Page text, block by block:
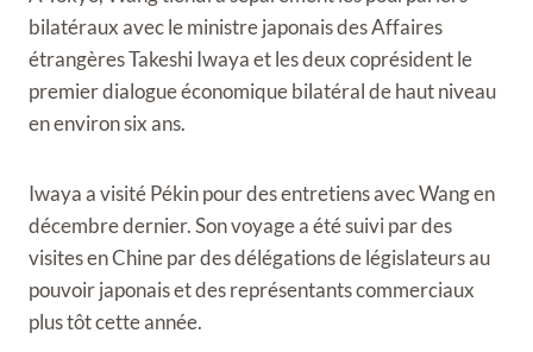
bilatéraux avec le ministre japonais des Affaires
étrangères Takeshi Iwaya et les deux coprésident le
premier dialogue économique bilatéral de haut niveau
en environ six ans.
Iwaya a visité Pékin pour des entretiens avec Wang en
décembre dernier. Son voyage a été suivi par des
visites en Chine par des délégations de législateurs au
pouvoir japonais et des représentants commerciaux
plus tôt cette année.